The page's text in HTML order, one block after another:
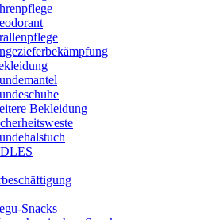
Bekleidung
Snacks